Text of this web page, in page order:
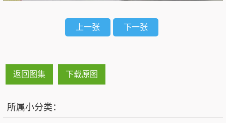
上一张 下一张
返回图集 下载原图
所属小分类：